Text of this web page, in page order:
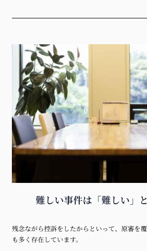
難しい事件は「難しい」
残念ながら控訴をしたからといって、原審を
も多く存在しています。